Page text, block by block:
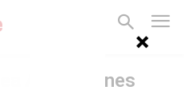
A con trenes